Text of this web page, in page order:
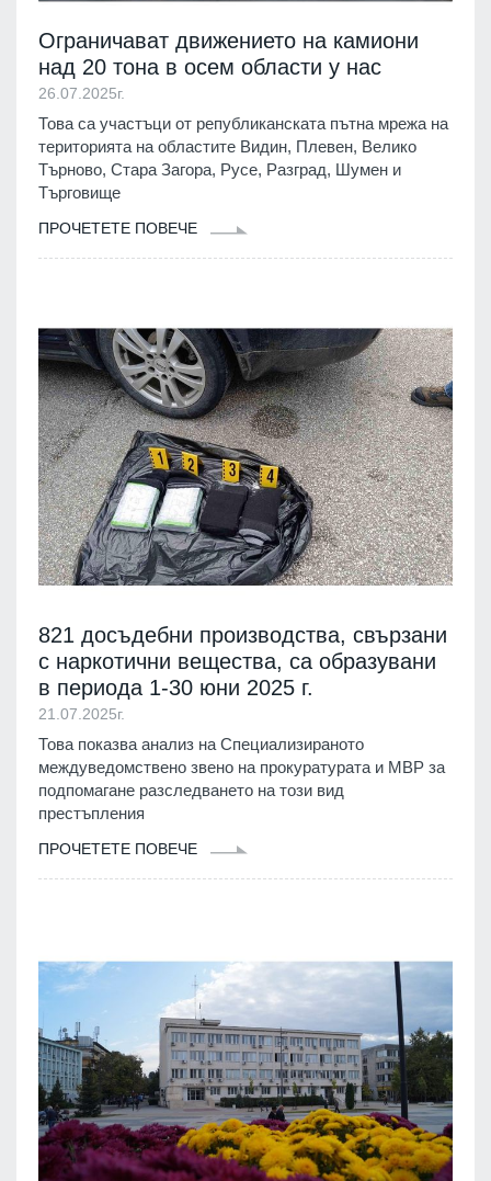
Ограничават движението на камиони
над 20 тона в осем области у нас
26.07.2025г.
Това са участъци от републиканската пътна мрежа на
територията на областите Видин, Плевен, Велико
Търново, Стара Загора, Русе, Разград, Шумен и
Търговище
ПРОЧЕТЕТЕ ПОВЕЧЕ
821 досъдебни производства, свързани
с наркотични вещества, са образувани
в периода 1-30 юни 2025 г.
21.07.2025г.
Това показва анализ на Специализираното
междуведомствено звено на прокуратурата и МВР за
подпомагане разследването на този вид
престъпления
ПРОЧЕТЕТЕ ПОВЕЧЕ